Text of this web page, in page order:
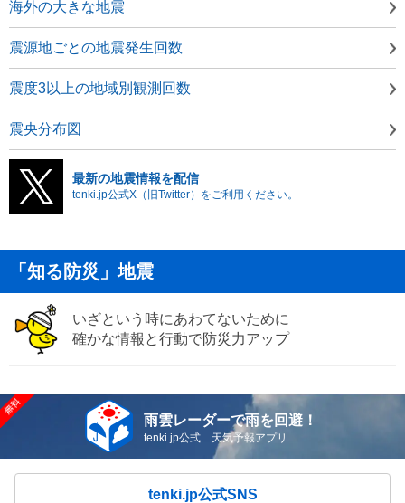
海外の大きな地震
震源地ごとの地震発生回数
震度3以上の地域別観測回数
震央分布図
最新の地震情報を配信
tenki.jp公式X（旧Twitter）をご利用ください。
「知る防災」地震
いざという時にあわてないために
確かな情報と行動で防災力アップ
雨雲レーダーで雨を回避！
tenki.jp公式 天気予報アプリ
tenki.jp公式SNS